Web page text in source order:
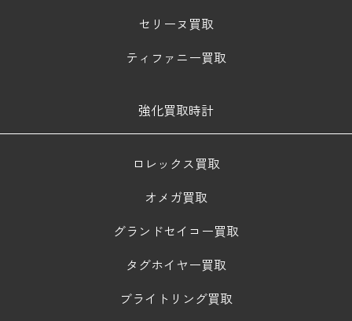
セリーヌ買取
ティファニー買取
強化買取時計
ロレックス買取
オメガ買取
グランドセイコー買取
タグホイヤー買取
ブライトリング買取